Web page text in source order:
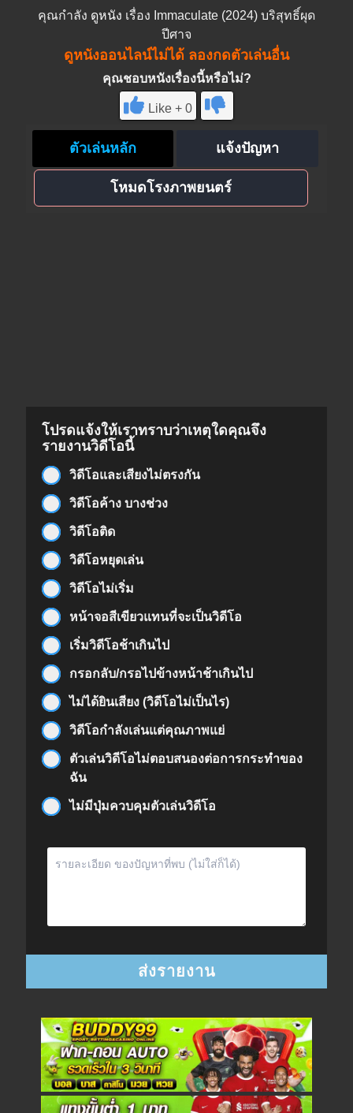
คุณกำลัง ดูหนัง เรื่อง Immaculate (2024) บริสุทธิ์ผุด
ปีศาจ
ดูหนังออนไลน์ไม่ได้ ลองกดตัวเล่นอื่น
คุณชอบหนังเรื่องนี้หรือไม่?
Like + 0
ตัวเล่นหลัก แจ้งปัญหา
โหมดโรงภาพยนตร์
โปรดแจ้งให้เราทราบว่าเหตุใดคุณจึง
รายงานวิดีโอนี้
วิดีโอและเสียงไม่ตรงกัน
วิดีโอค้าง บางช่วง
วิดีโอติด
วิดีโอหยุดเล่น
วิดีโอไม่เริ่ม
หน้าจอสีเขียวแทนที่จะเป็นวิดีโอ
เริ่มวิดีโอช้าเกินไป
กรอกลับ/กรอไปข้างหน้าช้าเกินไป
ไม่ได้ยินเสียง (วิดีโอไม่เป็นไร)
วิดีโอกำลังเล่นแต่คุณภาพแย่
ตัวเล่นวิดีโอไม่ตอบสนองต่อการกระทำของ
ฉัน
ไม่มีปุ่มควบคุมตัวเล่นวิดีโอ